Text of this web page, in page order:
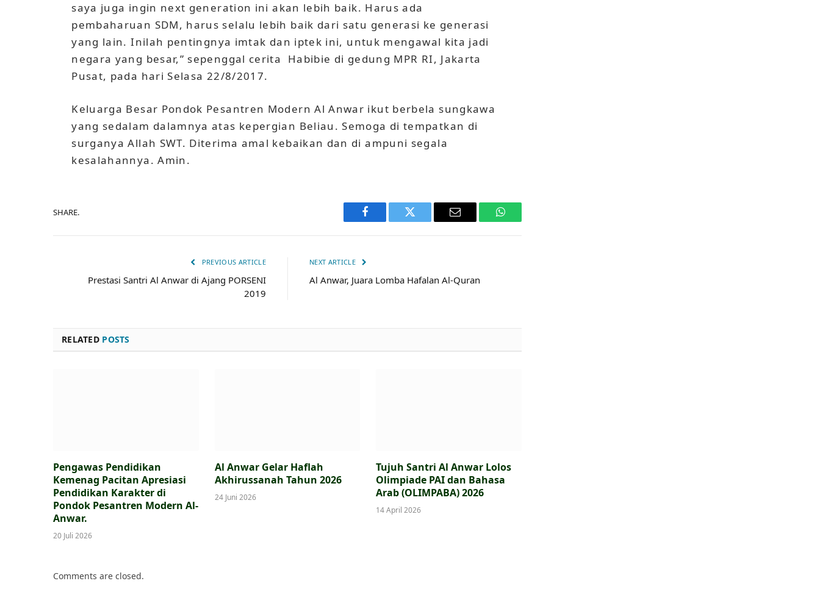
saya juga ingin next generation ini akan lebih baik. Harus ada
pembaharuan SDM, harus selalu lebih baik dari satu generasi ke generasi
yang lain. Inilah pentingnya imtak dan iptek ini, untuk mengawal kita jadi
negara yang besar,” sepenggal cerita Habibie di gedung MPR RI, Jakarta
Pusat, pada hari Selasa 22/8/2017.
Keluarga Besar Pondok Pesantren Modern Al Anwar ikut berbela sungkawa
yang sedalam dalamnya atas kepergian Beliau. Semoga di tempatkan di
surganya Allah SWT. Diterima amal kebaikan dan di ampuni segala
kesalahannya. Amin.
SHARE.
Facebook Twitter Email WhatsApp
PREVIOUS ARTICLE
Prestasi Santri Al Anwar di Ajang PORSENI
2019
NEXT ARTICLE
Al Anwar, Juara Lomba Hafalan Al-Quran
RELATED POSTS
Pengawas Pendidikan
Kemenag Pacitan Apresiasi
Pendidikan Karakter di
Pondok Pesantren Modern Al-
Anwar.
20 Juli 2026
Al Anwar Gelar Haflah
Akhirussanah Tahun 2026
24 Juni 2026
Tujuh Santri Al Anwar Lolos
Olimpiade PAI dan Bahasa
Arab (OLIMPABA) 2026
14 April 2026
Comments are closed.